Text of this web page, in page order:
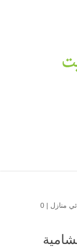
منازل |
0